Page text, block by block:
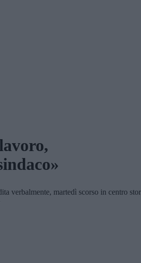
verbalmente, martedì scorso in centro